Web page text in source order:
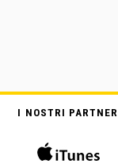
I NOSTRI PARTNER